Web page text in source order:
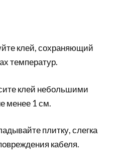
клей, сохраняющий
температур.
клей небольшими
менее 1 см.
плитку, слегка
кабеля.